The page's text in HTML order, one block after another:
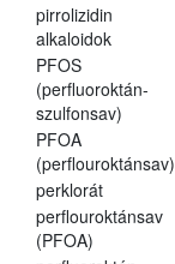
pirrolizidin
alkaloidok
PFOS
(perfluoroktán-
szulfonsav)
PFOA
(perflouroktánsav)
perklorát
perflouroktánsav
(PFOA)